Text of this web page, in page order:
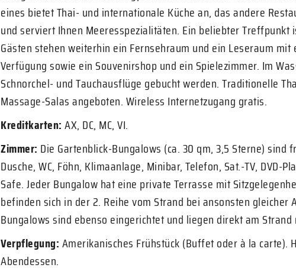
eines bietet Thai- und internationale Küche an, das andere
und serviert Ihnen Meeresspezialitäten. Ein beliebter Treffpunkt
Gästen stehen weiterhin ein Fernsehraum und ein Leseraum
Verfügung sowie ein Souvenirshop und ein Spielezimmer. Im
Schnorchel- und Tauchausflüge gebucht werden. Traditionelle
Massage-Salas angeboten. Wireless Internetzugang gratis.
Kreditkarten:AX, DC, MC, VI.
Zimmer: Die Gartenblick-Bungalows (ca. 30 qm, 3,5 Sterne)
Dusche, WC, Föhn, Klimaanlage, Minibar, Telefon, Sat.-TV, DVD-
Safe. Jeder Bungalow hat eine private Terrasse mit
befinden sich in der 2. Reihe vom Strand bei ansonsten gleicher
Bungalows sind ebenso eingerichtet und liegen direkt am
Verpflegung:Amerikanisches Frühstück (Buffet oder à la carte).
Abendessen.